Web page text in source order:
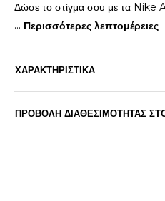
Δώσε το στίγμα σου με τα Nike
... Περισσότερες λεπτομέρειες
ΧΑΡΑΚΤΗΡΙΣΤΙΚΑ
ΠΡΟΒΟΛΗ ΔΙΑΘΕΣΙΜΟΤΗΤΑΣ